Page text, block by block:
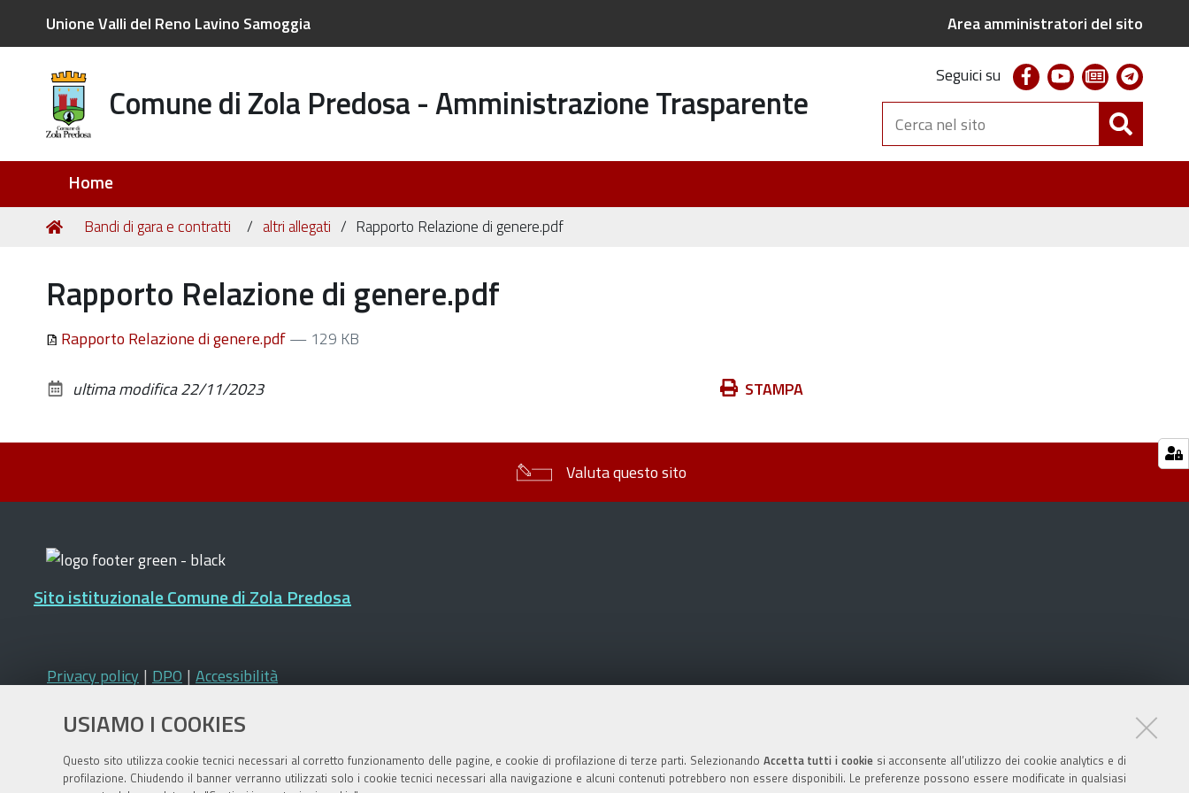
USIAMO I COOKIES
Questo sito utilizza cookie tecnici necessari al corretto funzionamento delle pagine, e cookie di profilazione di terze parti. Selezionando Accetta tutti i cookiesi acconsente all’utilizzo dei cookie analytics e di
profilazione. Chiudendo il banner verranno utilizzati solo i cookie tecnici necessari alla navigazione e alcuni contenuti potrebbero non essere disponibili. Le preferenze possono essere modificate in qualsiasi
Unione Valli del Reno Lavino Samoggia Area amministratori del sito
Comune di Zola Predosa - Amministrazione Trasparente
Seguici su facebookyoutubenewsletter
Cerca
nel
sito
Home
Tu
Home
Bandi di gara e contratti altri allegati Rapporto Relazione di genere.pdf
Rapporto Relazione di genere.pdf
Rapporto Relazione di genere.pdf— 129 KB
Azioni STAMPA
ultima modifica22/11/2023
Valuta questo sito
Sito istituzionale Comune di Zola Predosa
Privacy policy | DPO | Accessibilità